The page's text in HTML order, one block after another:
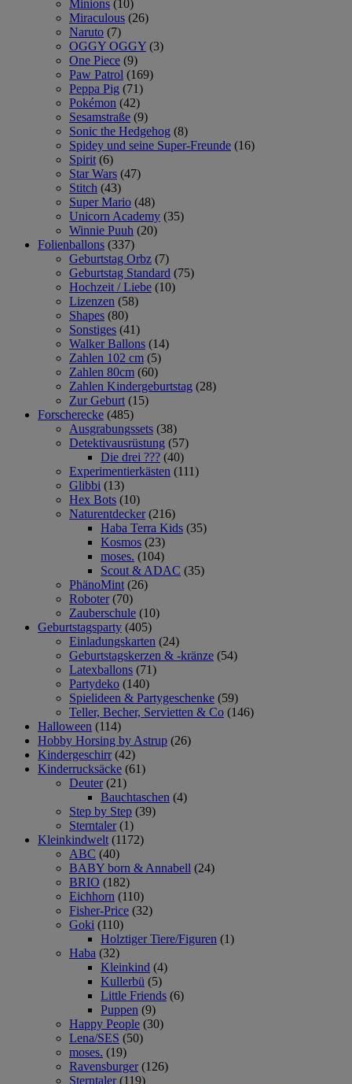
Minions (10)
Miraculous (26)
Naruto (7)
OGGY OGGY (3)
One Piece (9)
Paw Patrol (169)
Peppa Pig (71)
Pokémon (42)
Sesamstraße (9)
Sonic the Hedgehog (8)
Spidey und seine Super-Freunde (16)
Spirit (6)
Star Wars (47)
Stitch (43)
Super Mario (48)
Unicorn Academy (35)
Winnie Puuh (20)
Folienballons (337)
Geburtstag Orbz (7)
Geburtstag Standard (75)
Hochzeit / Liebe (10)
Lizenzen (58)
Shapes (80)
Sonstiges (41)
Walker Ballons (14)
Zahlen 102 cm (5)
Zahlen 80cm (60)
Zahlen Kindergeburtstag (28)
Zur Geburt (15)
Forscherecke (485)
Ausgrabungssets (38)
Detektivausrüstung (57)
Die drei ??? (40)
Experimentierkästen (111)
Glibbi (13)
Hex Bots (10)
Naturentdecker (216)
Haba Terra Kids (35)
Kosmos (23)
moses. (104)
Scout & ADAC (35)
PhänoMint (26)
Roboter (70)
Zauberschule (10)
Geburtstagsparty (405)
Einladungskarten (24)
Geburtstagskerzen & -kränze (54)
Latexballons (71)
Partydeko (140)
Spielideen & Partygeschenke (59)
Teller, Becher, Servietten & Co (146)
Halloween (114)
Hobby Horsing by Astrup (26)
Kindergeschirr (42)
Kinderrucksäcke (61)
Deuter (21)
Bauchtaschen (4)
Step by Step (39)
Sterntaler (1)
Kleinkindwelt (1172)
ABC (40)
BABY born & Annabell (24)
BRIO (182)
Eichhorn (110)
Fisher-Price (32)
Goki (110)
Holztiger Tiere/Figuren (1)
Haba (32)
Kleinkind (4)
Kullerbü (5)
Little Friends (6)
Puppen (9)
Happy People (30)
Lena/SES (50)
moses. (19)
Ravensburger (126)
Sterntaler (119)